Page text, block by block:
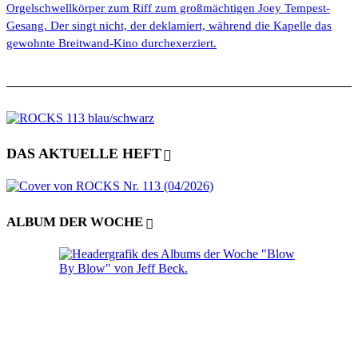
Orgelschwellkörper zum Riff zum großmächtigen Joey Tempest-
Gesang. Der singt nicht, der deklamiert, während die Kapelle das
gewohnte Breitwand-Kino durchexerziert.
DAS AKTUELLE HEFT
ALBUM DER WOCHE